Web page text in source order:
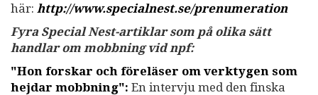
här: http://www.specialnest.se/prenumeration
Fyra Special Nest-artiklar som på olika sätt
handlar om mobbning vid npf:
"Hon forskar och föreläser om verktygen som
hejdar mobbning": En intervju med den finska